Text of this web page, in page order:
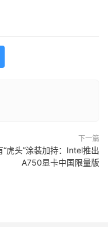
下一篇
“虎头”涂装加持：Intel推出
A750显卡中国限量版